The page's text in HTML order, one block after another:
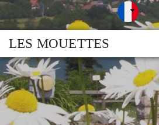
LES MOUETTES